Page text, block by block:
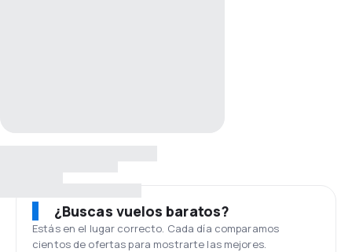
¿Buscas vuelos baratos?
Estás en el lugar correcto. Cada día comparamos
cientos de ofertas para mostrarte las mejores.